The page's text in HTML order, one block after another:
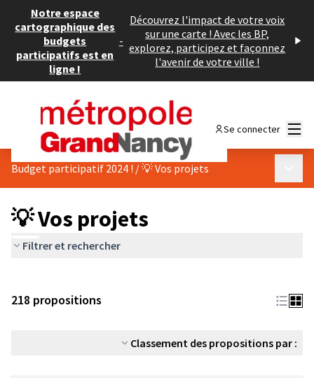
Notre espace
cartographique des
budgets
participatifs est en
ligne !
-
Découvrez l'impact de votre voix
sur une carte ! Avec les BP,
explorez, participez et façonnez
l'avenir de votre ville !
Se connecter
Budget participatif 2024 ! /💡 Vos projets
💡 Vos projets
Filtrer et rechercher
218 propositions
Classement des propositions par :